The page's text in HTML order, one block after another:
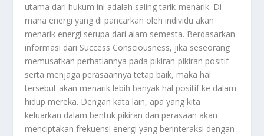
utama dari hukum ini adalah saling tarik-menarik. Di
mana energi yang di pancarkan oleh individu akan
menarik energi serupa dari alam semesta. Berdasarkan
informasi dari Success Consciousness, jika seseorang
memusatkan perhatiannya pada pikiran-pikiran positif
serta menjaga perasaannya tetap baik, maka hal
tersebut akan menarik lebih banyak hal positif ke dalam
hidup mereka. Dengan kata lain, apa yang kita
keluarkan dalam bentuk pikiran dan perasaan akan
menciptakan frekuensi energi yang berinteraksi dengan